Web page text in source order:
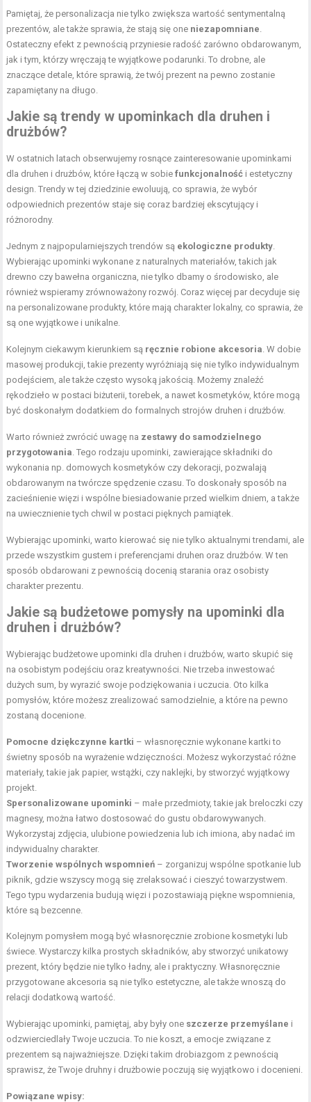
Pamiętaj, że personalizacja nie tylko zwiększa wartość sentymentalną
prezentów, ale także sprawia, że stają się one niezapomniane
Ostateczny efekt z pewnością przyniesie radość zarówno obdarowanym,
jak i tym, którzy wręczają te wyjątkowe podarunki. To drobne, ale
znaczące detale, które sprawią, że twój prezent na pewno zostanie
zapamiętany na długo.
Jakie są trendy w upominkach dla druhen i
drużbów?
W ostatnich latach obserwujemy rosnące zainteresowanie upominkami
dla druhen i drużbów, które łączą w sobiefunkcjonalność i estetyczny
design. Trendy w tej dziedzinie ewoluują, co sprawia, że wybór
odpowiednich prezentów staje się coraz bardziej ekscytujący i
różnorodny.
Jednym z najpopularniejszych trendów są ekologiczne produkty
Wybierając upominki wykonane z naturalnych materiałów, takich jak
drewno czy bawełna organiczna, nie tylko dbamy o środowisko, ale
również wspieramy zrównoważony rozwój. Coraz więcej par decyduje się
na personalizowane produkty, które mają charakter lokalny, co sprawia, że
są one wyjątkowe i unikalne.
Kolejnym ciekawym kierunkiem są ręcznie robione akcesoria . W dobie
masowej produkcji, takie prezenty wyróżniają się nie tylko indywidualnym
podejściem, ale także często wysoką jakością. Możemy znaleźć
rękodzieło w postaci biżuterii, torebek, a nawet kosmetyków, które mogą
być doskonałym dodatkiem do formalnych strojów druhen i drużbów.
Warto również zwrócić uwagę na zestawy do samodzielnego
przygotowania . Tego rodzaju upominki, zawierające składniki do
wykonania np. domowych kosmetyków czy dekoracji, pozwalają
obdarowanym na twórcze spędzenie czasu. To doskonały sposób na
zacieśnienie więzi i wspólne biesiadowanie przed wielkim dniem, a także
na uwiecznienie tych chwil w postaci pięknych pamiątek.
Wybierając upominki, warto kierować się nie tylko aktualnymi trendami, ale
przede wszystkim gustem i preferencjami druhen oraz drużbów. W ten
sposób obdarowani z pewnością docenią starania oraz osobisty
charakter prezentu.
Jakie są budżetowe pomysły na upominki dla
druhen i drużbów?
Wybierając budżetowe upominki dla druhen i drużbów, warto skupić się
na osobistym podejściu oraz kreatywności. Nie trzeba inwestować
dużych sum, by wyrazić swoje podziękowania i uczucia. Oto kilka
pomysłów, które możesz zrealizować samodzielnie, a które na pewno
zostaną docenione.
Pomocne dziękczynne kartki – własnoręcznie wykonane kartki to
świetny sposób na wyrażenie wdzięczności. Możesz wykorzystać różne
materiały, takie jak papier, wstążki, czy naklejki, by stworzyć wyjątkowy
projekt.
Spersonalizowane upominki – małe przedmioty, takie jak breloczki czy
magnesy, można łatwo dostosować do gustu obdarowywanych.
Wykorzystaj zdjęcia, ulubione powiedzenia lub ich imiona, aby nadać im
indywidualny charakter.
Tworzenie wspólnych wspomnień – zorganizuj wspólne spotkanie lub
piknik, gdzie wszyscy mogą się zrelaksować i cieszyć towarzystwem.
Tego typu wydarzenia budują więzi i pozostawiają piękne wspomnienia,
które są bezcenne.
Kolejnym pomysłem mogą być własnoręcznie zrobione kosmetyki lub
świece. Wystarczy kilka prostych składników, aby stworzyć unikatowy
prezent, który będzie nie tylko ładny, ale i praktyczny. Własnoręcznie
przygotowane akcesoria są nie tylko estetyczne, ale także wnoszą do
relacji dodatkową wartość.
Wybierając upominki, pamiętaj, aby były one szczerze przemyślane i
odzwierciedlały Twoje uczucia. To nie koszt, a emocje związane z
prezentem są najważniejsze. Dzięki takim drobiazgom z pewnością
sprawisz, że Twoje druhny i drużbowie poczują się wyjątkowo i docenieni.
Powiązane wpisy: